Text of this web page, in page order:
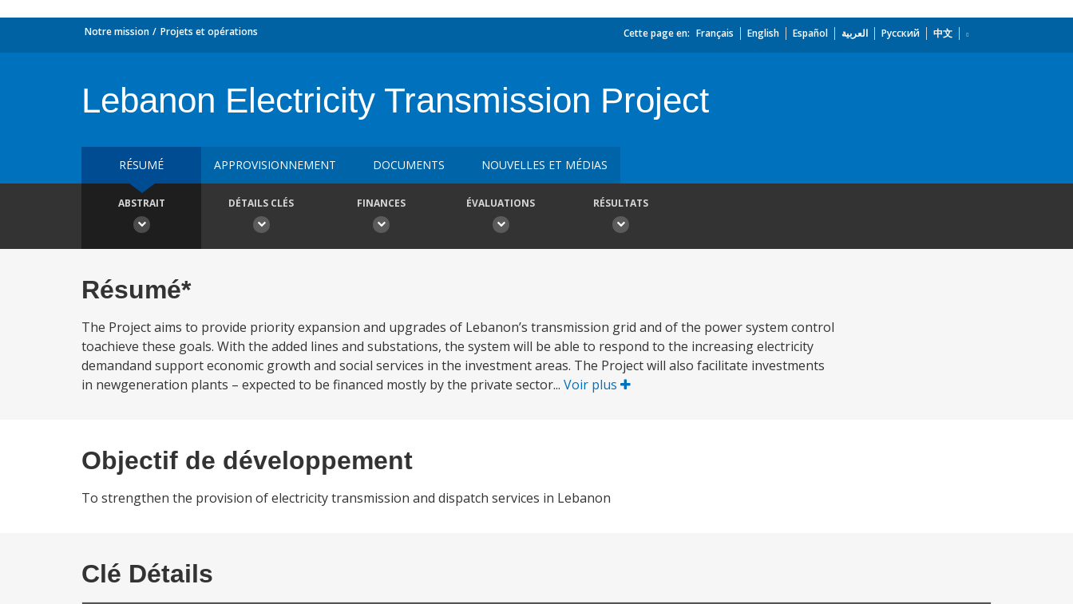
Notre mission Projets et opérations Cette page en: Français English Español العربية Русский 中文
Lebanon Electricity Transmission Project
RÉSUMÉ APPROVISIONNEMENT DOCUMENTS NOUVELLES ET MÉDIAS
ABSTRAIT DÉTAILS CLÉS FINANCES ÉVALUATIONS RÉSULTATS
Résumé*
The Project aims to provide priority expansion and upgrades of Lebanon’s transmission grid and of the power system control
toachieve these goals. With the added lines and substations, the system will be able to respond to the increasing electricity
demandand support economic growth and social services in the investment areas. The Project will also facilitate investments
in newgeneration plants – expected to be financed mostly by the private sector... Voir plus
Objectif de développement
To strengthen the provision of electricity transmission and dispatch services in Lebanon
Clé Détails